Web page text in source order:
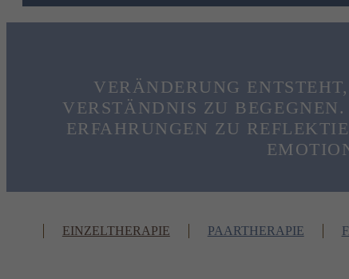
VERÄNDERUNG
VERSTÄNDNIS ZU
ERFAHRUNGEN ZU
EINZELTHERAPIE PAARTHERAPIE